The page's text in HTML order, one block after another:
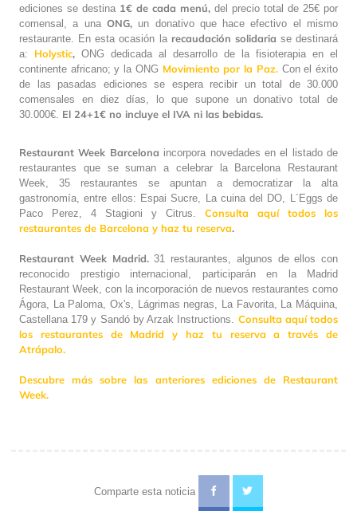
ediciones se destina 1€ de cada menú, del precio total de 25€ por
comensal, a una ONG,un donativo que hace efectivo el mismo
restaurante. En esta ocasión la recaudación solidaria se destinará
a: Holystic, ONG dedicada al desarrollo de la fisioterapia en el
continente africano; y la ONG Movimiento por la Paz.Con el éxito
de las pasadas ediciones se espera recibir un total de 30.000
comensales en diez días, lo que supone un donativo total de
30.000€. El 24+1€ no incluye el IVA ni las bebidas.
Restaurant Week Barcelona incorpora novedades en el listado de
restaurantes que se suman a celebrar la Barcelona Restaurant
Week, 35 restaurantes se apuntan a democratizar la alta
gastronomía, entre ellos: Espai Sucre, La cuina del DO, L´Eggs de
Paco Perez, 4 Stagioni y Citrus. Consulta aquí todos los
restaurantes de Barcelona y haz tu reserva.
Restaurant Week Madrid.31 restaurantes, algunos de ellos con
reconocido prestigio internacional, participarán en la Madrid
Restaurant Week, con la incorporación de nuevos restaurantes como
Ágora, La Paloma, Ox's, Lágrimas negras, La Favorita, La Máquina,
Castellana 179 y Sandó by Arzak Instructions. Consulta aquí todos
los restaurantes de Madrid y haz tu reserva a través de
Atrápalo.
Descubre más sobre las anteriores ediciones de Restaurant
Week.
Comparte esta noticia